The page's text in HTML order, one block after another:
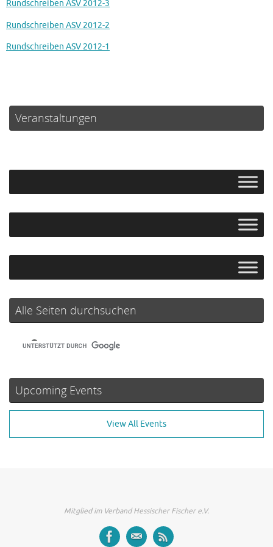
Rundschreiben ASV 2012-3
Rundschreiben ASV 2012-2
Rundschreiben ASV 2012-1
Veranstaltungen
Alle Seiten durchsuchen
Upcoming Events
View All Events
Mitglied im Verband Hessischer Fischer e.V.